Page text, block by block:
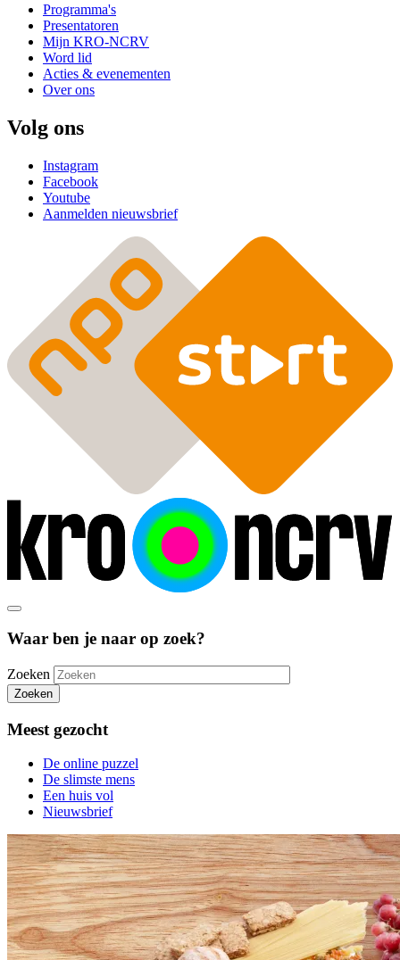
Programma's
Presentatoren
Mijn KRO-NCRV
Word lid
Acties & evenementen
Over ons
Volg ons
Instagram
Facebook
Youtube
Aanmelden nieuwsbrief
Waar ben je naar op zoek?
Zoeken
Zoeken
Meest gezocht
De online puzzel
De slimste mens
Een huis vol
Nieuwsbrief